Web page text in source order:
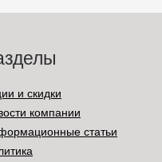
и скидки
компании
статьи